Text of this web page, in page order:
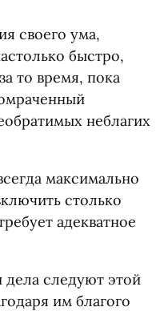
своего ума,
быстро,
то время, пока
неблагих
максимально
столько
адекватное
следуют этой
им благого